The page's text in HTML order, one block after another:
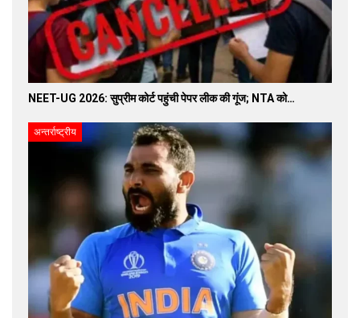
NEET-UG 2026: सुप्रीम कोर्ट पहुंची पेपर लीक की गूंज; NTA को…
अन्तर्राष्ट्रीय